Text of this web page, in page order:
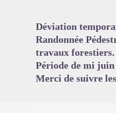
Déviation
Randonnée
travaux forestiers.
Période de mi
Merci de suivre